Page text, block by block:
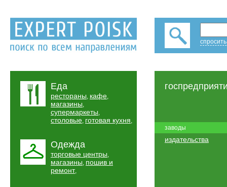
Еда
рестораны, кафе,
магазины,
супермаркеты,
столовые, готовая кухня,
Одежда
торговые центры,
магазины, пошив и
ремонт,
заводы
издательства